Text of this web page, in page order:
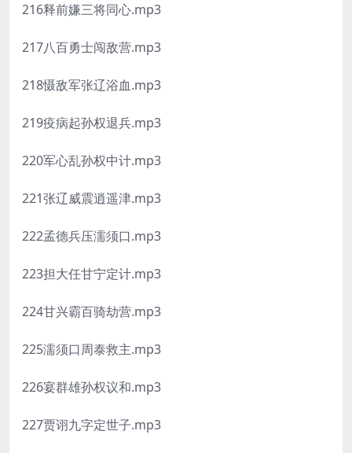
216释前嫌三将同心.mp3
217八百勇士闯敌营.mp3
218慑敌军张辽浴血.mp3
219疫病起孙权退兵.mp3
220军心乱孙权中计.mp3
221张辽威震逍遥津.mp3
222孟德兵压濡须口.mp3
223担大任甘宁定计.mp3
224甘兴霸百骑劫营.mp3
225濡须口周泰救主.mp3
226宴群雄孙权议和.mp3
227贾诩九字定世子.mp3